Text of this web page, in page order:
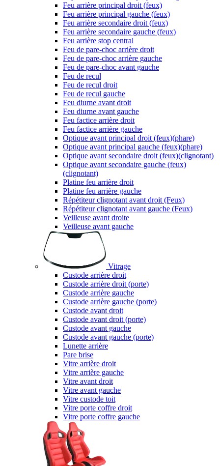
Feu arrière principal droit (feux)
Feu arrière principal gauche (feux)
Feu arrière secondaire droit (feux)
Feu arrière secondaire gauche (feux)
Feu arrière stop central
Feu de pare-choc arrière droit
Feu de pare-choc arrière gauche
Feu de pare-choc avant gauche
Feu de recul
Feu de recul droit
Feu de recul gauche
Feu diurne avant droit
Feu diurne avant gauche
Feu factice arrière droit
Feu factice arrière gauche
Optique avant principal droit (feux)(phare)
Optique avant principal gauche (feux)(phare)
Optique avant secondaire droit (feux)(clignotant)
Optique avant secondaire gauche (feux)
(clignotant)
Platine feu arrière droit
Platine feu arrière gauche
Répétiteur clignotant avant droit (Feux)
Répétiteur clignotant avant gauche (Feux)
Veilleuse avant droite
Veilleuse avant gauche
Vitrage
Custode arrière droit
Custode arrière droit (porte)
Custode arrière gauche
Custode arrière gauche (porte)
Custode avant droit
Custode avant droit (porte)
Custode avant gauche
Custode avant gauche (porte)
Lunette arrière
Pare brise
Vitre arrière droit
Vitre arrière gauche
Vitre avant droit
Vitre avant gauche
Vitre custode toit
Vitre porte coffre droit
Vitre porte coffre gauche